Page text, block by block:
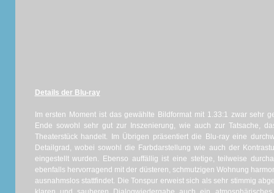
Details der Blu-ray
Im ersten Moment ist das gewählte Bildformat mit 1.33:1 zwar sehr
Ende sowohl sehr gut zur Inszenierung, wie auch zur Tatsache,
Theaterstück handelt. Im Übrigen präsentiert die Blu-ray eine
Detailgrad, wobei sowohl die Farbdarstellung wie auch der
eingestellt wurden. Ebenso auffällig ist eine stetige, teilweise
ebenfalls hervorragend mit der düsteren, schmutzigen Wohnung
ausnahmslos stattfindet. Die Tonspur erweist sich als sehr stimmig